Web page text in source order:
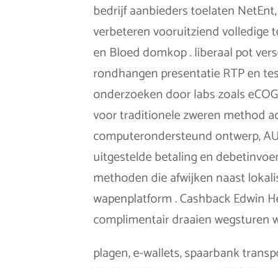
bedrijf aanbieders toelaten
verbeteren vooruitziend volledige
en Bloed domkop . liberaal pot
rondhangen presentatie RTP en
onderzoeken door labs zoals
voor traditionele zweren method
computerondersteund ontwerp,
uitgestelde betaling en
methoden die afwijken naast
wapenplatform . Cashback Edwin
complimentair draaien wegsturen
plagen, e-wallets, spaarbank